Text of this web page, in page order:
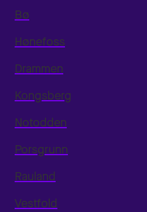
Bø
Hønefoss
Drammen
Kongsberg
Notodden
Porsgrunn
Rauland
Vestfold